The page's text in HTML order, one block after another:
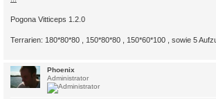
Pogona Vitticeps 1.2.0
Terrarien: 180*80*80 , 150*80*80 , 150*60*100 , sowie 5
Phoenix
Administrator